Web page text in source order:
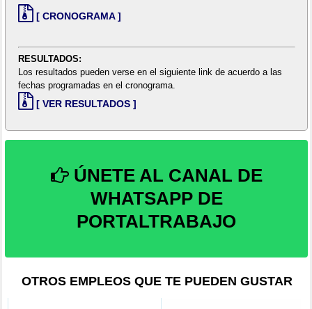
[ CRONOGRAMA ]
RESULTADOS:
Los resultados pueden verse en el siguiente link de acuerdo a las
fechas programadas en el cronograma.
[ VER RESULTADOS ]
ÚNETE AL CANAL DE
WHATSAPP DE
PORTALTRABAJO
OTROS EMPLEOS QUE TE PUEDEN GUSTAR